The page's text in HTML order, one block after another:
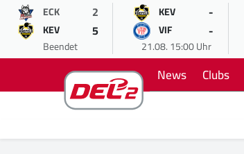
ECK 2
KEV 5
Beendet
KEV -
VIF -
21.08. 15:00 Uhr
News Clubs